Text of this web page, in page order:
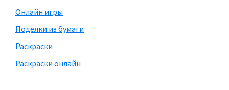
Онлайн игры
Поделки из бумаги
Раскраски
Раскраски онлайн